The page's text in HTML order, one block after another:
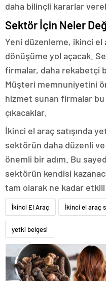
daha bilinçli kararlar
Sektör İçin Neler
Yeni düzenleme, ikinci
dönüşüme yol açacak.
firmalar, daha rekabetçi
Müşteri memnuniyetini
hizmet sunan firmalar bu
çıkacaklar.
İkinci el araç satışında
sektörün daha düzenli
önemli bir adım. Bu
sektörün kendisi
tam olarak ne kadar etkili
İkinci El Araç İkinci el araç
yetki belgesi